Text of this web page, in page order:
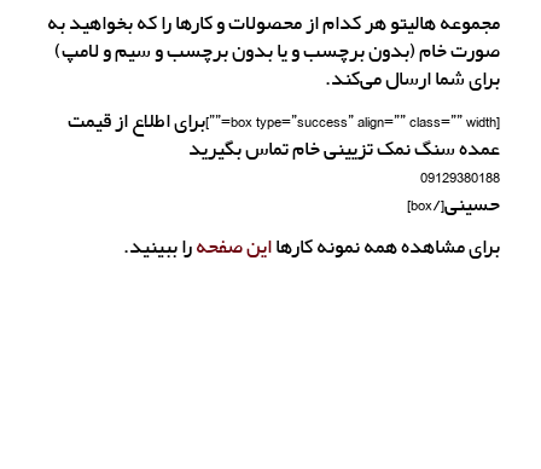
مجموعه هالیتو هر کدام از محصولات و کارها را که بخواهید به
صورت خام (بدون برچسب و یا بدون برچسب و سیم و لامپ)
برای شما ارسال می‌کند.
[box type=”success” align=”” class=”” width=””]برای اطلاع از قیمت
عمده سنگ نمک تزیینی خام تماس بگیرید
09129380188
حسینی[/box]
برای مشاهده همه نمونه کارهااین صفحهرا ببینید.